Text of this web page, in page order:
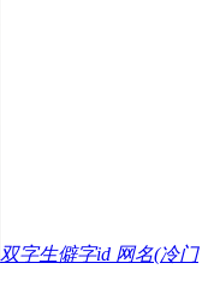
​双字生僻字id 网名(冷门